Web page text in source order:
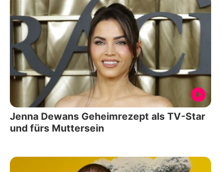
Jenna Dewans Geheimrezept als TV-Star
und fürs Muttersein